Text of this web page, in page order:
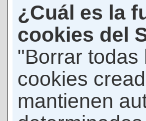
¿Cuál es la
cookies del
"Borrar todas
cookies
mantienen